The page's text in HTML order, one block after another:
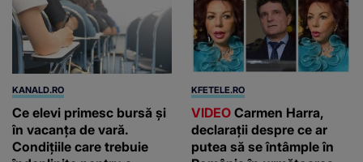
KANALD.RO
Ce elevi primesc bursă și
în vacanța de vară.
Condițiile care trebuie
KFETELE.RO
VIDEO Carmen Harra,
declarații despre ce ar
putea să se întâmple în